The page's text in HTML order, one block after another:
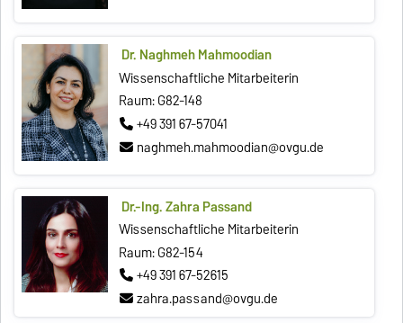
Dr. Naghmeh Mahmoodian
Wissenschaftliche Mitarbeiterin
Raum: G82-148
+49 391 67-57041
naghmeh.mahmoodian@ovgu.de
Dr.-Ing. Zahra Passand
Wissenschaftliche Mitarbeiterin
Raum: G82-154
+49 391 67-52615
zahra.passand@ovgu.de